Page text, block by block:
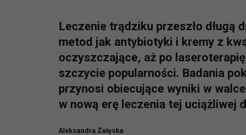
Leczenie trądziku przeszło długą
metod jak antybiotyki i kremy z
oczyszczające, aż po
szczycie popularności. Badania
przynosi obiecujące wyniki w
w nową erę leczenia tej uciążliwej
Aleksandra Załęska